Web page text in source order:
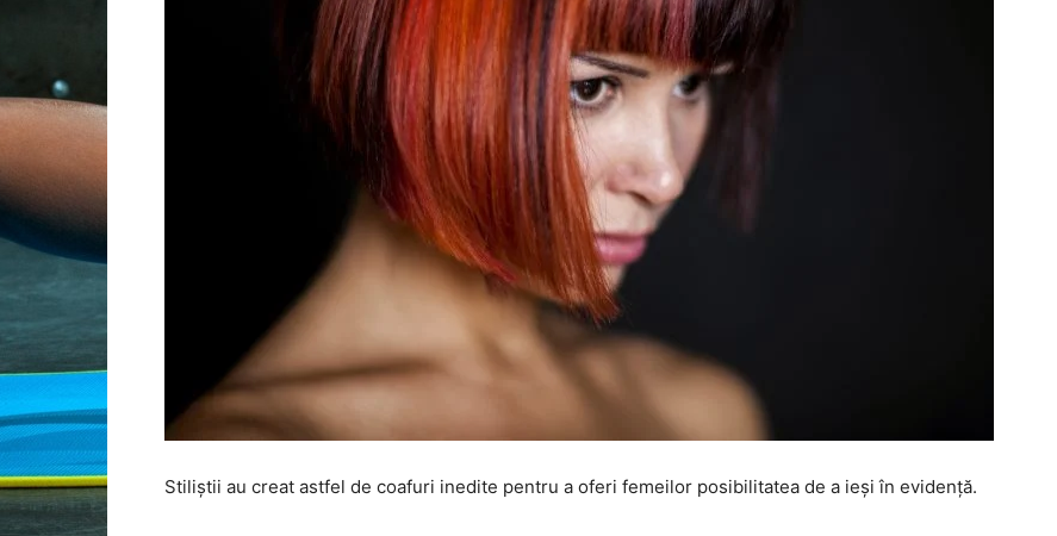
Stiliștii au creat astfel de coafuri inedite pentru a oferi femeilor posibilitatea de a ieși în evidență.